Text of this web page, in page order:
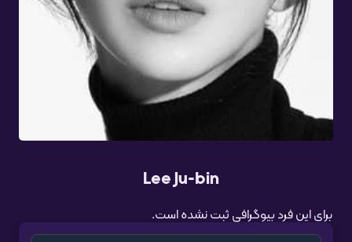
Lee Ju-bin
برای این فرد بیوگرافی ثبت نشده است.